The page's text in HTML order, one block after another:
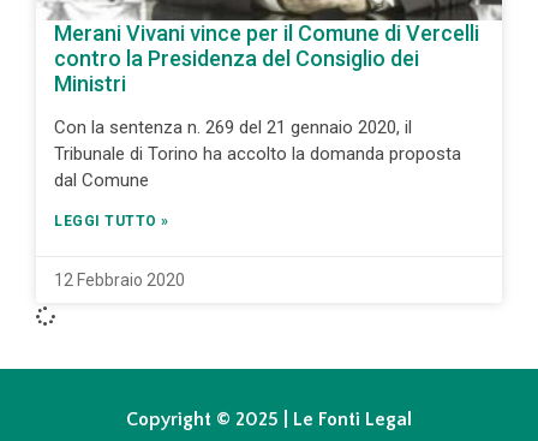
Merani Vivani vince per il Comune di Vercelli
contro la Presidenza del Consiglio dei
Ministri
Con la sentenza n. 269 del 21 gennaio 2020, il
Tribunale di Torino ha accolto la domanda proposta
dal Comune
LEGGI TUTTO »
12 Febbraio 2020
Copyright © 2025 | Le Fonti Legal